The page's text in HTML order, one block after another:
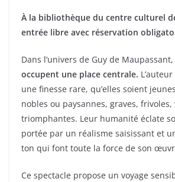
o
o
k
À la bibliothèque du centre culturel
entrée libre avec réservation
Dans l’univers de Guy de Maupassant,
occupent une place centrale.
une finesse rare, qu’elles soient
nobles ou paysannes, graves, frivoles,
triomphantes. Leur humanité éclate
portée par un réalisme saisissant et
ton qui font toute la force de son
Ce spectacle propose un voyage